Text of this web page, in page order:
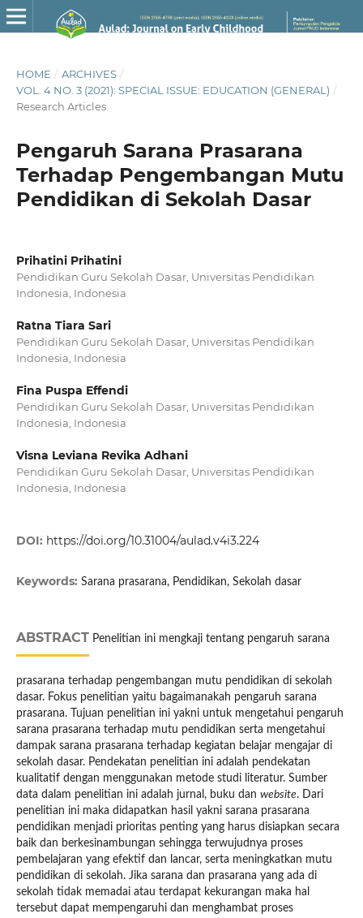
HOME / ARCHIVES /
VOL. 4 NO. 3 (2021): SPECIAL ISSUE: EDUCATION (GENERAL) /
Research Articles
Pengaruh Sarana Prasarana
Terhadap Pengembangan Mutu
Pendidikan di Sekolah Dasar
Prihatini Prihatini
Pendidikan Guru Sekolah Dasar, Universitas Pendidikan
Indonesia, Indonesia
Ratna Tiara Sari
Pendidikan Guru Sekolah Dasar, Universitas Pendidikan
Indonesia, Indonesia
Fina Puspa Effendi
Pendidikan Guru Sekolah Dasar, Universitas Pendidikan
Indonesia, Indonesia
Visna Leviana Revika Adhani
Pendidikan Guru Sekolah Dasar, Universitas Pendidikan
Indonesia, Indonesia
DOI: https://doi.org/10.31004/aulad.v4i3.224
Keywords: Sarana prasarana, Pendidikan, Sekolah dasar
ABSTRACT Penelitian ini mengkaji tentang pengaruh sarana
prasarana terhadap pengembangan mutu pendidikan di sekolah
dasar. Fokus penelitian yaitu bagaimanakah pengaruh sarana
prasarana. Tujuan penelitian ini yakni untuk mengetahui pengaruh
sarana prasarana terhadap mutu pendidikan serta mengetahui
dampak sarana prasarana terhadap kegiatan belajar mengajar di
sekolah dasar. Pendekatan penelitian ini adalah pendekatan
kualitatif dengan menggunakan metode studi literatur. Sumber
data dalam penelitian ini adalah jurnal, buku dan website. Dari
penelitian ini maka didapatkan hasil yakni sarana prasarana
pendidikan menjadi prioritas penting yang harus disiapkan secara
baik dan berkesinambungan sehingga terwujudnya proses
pembelajaran yang efektif dan lancar, serta meningkatkan mutu
pendidikan di sekolah. Jika sarana dan prasarana yang ada di
sekolah tidak memadai atau terdapat kekurangan maka hal
tersebut dapat mempengaruhi dan menghambat proses